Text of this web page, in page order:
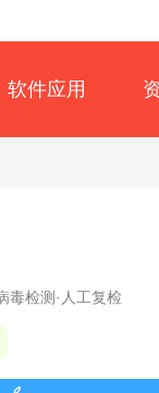
软件应用
毒检测·人工复检